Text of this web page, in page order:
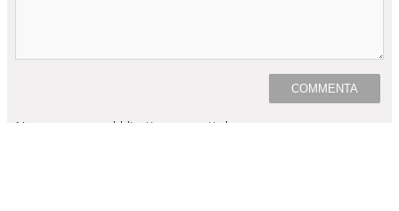
Non verranno pubblicati commenti che: